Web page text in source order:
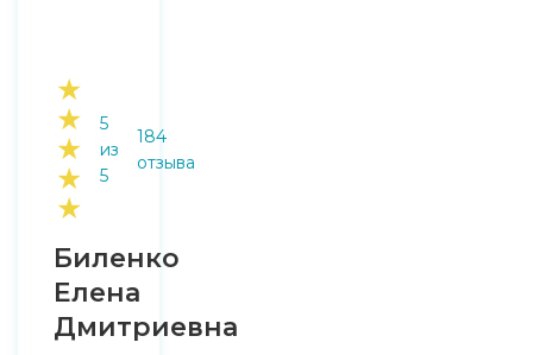
★
★
★
★
★
5
из
5
184
отзыва
Биленко
Елена
Дмитриевна